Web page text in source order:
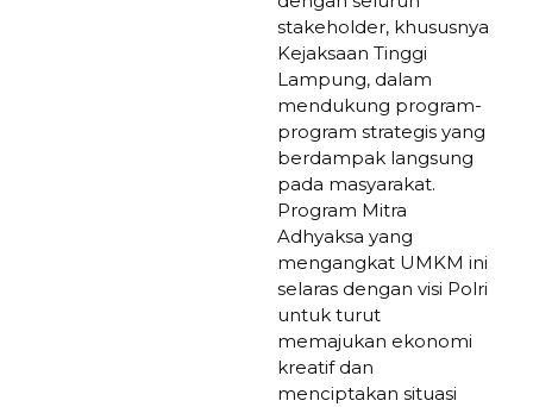
stakeholder, khususnya
Kejaksaan Tinggi
Lampung, dalam
mendukung program-
program strategis yang
berdampak langsung
pada masyarakat.
Program Mitra
Adhyaksa yang
mengangkat UMKM ini
selaras dengan visi Polri
untuk turut
memajukan ekonomi
kreatif dan
menciptakan situasi